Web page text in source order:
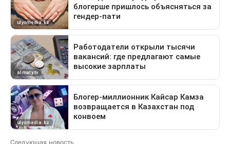
Следующая новость